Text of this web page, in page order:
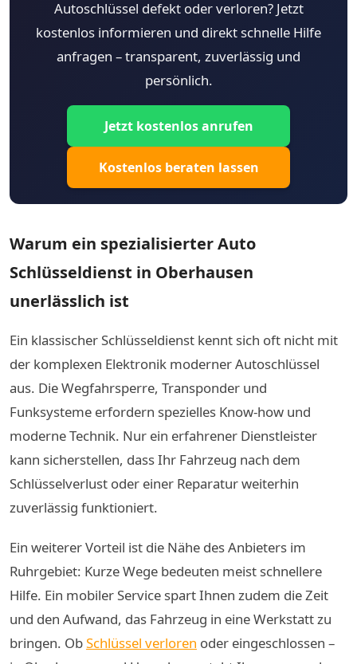
Autoschlüssel defekt oder verloren? Jetzt
kostenlos informieren und direkt schnelle Hilfe
anfragen – transparent, zuverlässig und
persönlich.
Jetzt kostenlos anrufen
Kostenlos beraten lassen
Warum ein spezialisierter Auto
Schlüsseldienst in Oberhausen
unerlässlich ist
Ein klassischer Schlüsseldienst kennt sich oft nicht mit
der komplexen Elektronik moderner Autoschlüssel
aus. Die Wegfahrsperre, Transponder und
Funksysteme erfordern spezielles Know-how und
moderne Technik. Nur ein erfahrener Dienstleister
kann sicherstellen, dass Ihr Fahrzeug nach dem
Schlüsselverlust oder einer Reparatur weiterhin
zuverlässig funktioniert.
Ein weiterer Vorteil ist die Nähe des Anbieters im
Ruhrgebiet: Kurze Wege bedeuten meist schnellere
Hilfe. Ein mobiler Service spart Ihnen zudem die Zeit
und den Aufwand, das Fahrzeug in eine Werkstatt zu
bringen. ObSchlüssel verloren oder eingeschlossen –